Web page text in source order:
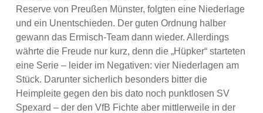
Reserve von Preußen Münster, folgten eine Niederlage
und ein Unentschieden. Der guten Ordnung halber
gewann das Ermisch-Team dann wieder. Allerdings
währte die Freude nur kurz, denn die „Hüpker“ starteten
eine Serie – leider im Negativen: vier Niederlagen am
Stück. Darunter sicherlich besonders bitter die
Heimpleite gegen den bis dato noch punktlosen SV
Spexard – der den VfB Fichte aber mittlerweile in der